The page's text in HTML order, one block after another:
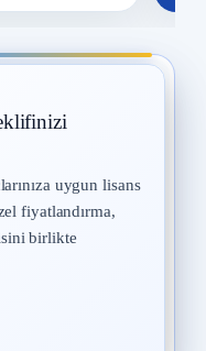
uygun lisans
fiyatlandırma,
birlikte